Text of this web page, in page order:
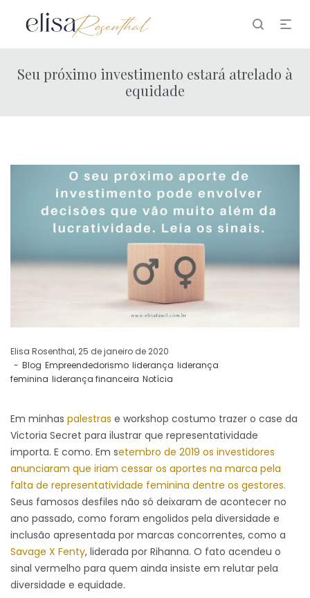
Seu próximo investimento estará atrelado à
equidade
by
Elisa Rosenthal 25 de janeiro de 2020
Blog Empreendedorismo liderança liderança
feminina liderança financeira Notícia
Em minhas palestras e workshop costumo trazer o case da
Victoria Secret para ilustrar que representatividade
importa. E como. Em setembro de 2019 os investidores
anunciaram que iriam cessar os aportes na marca pela
falta de representatividade feminina dentre os gestores.
Seus famosos desfiles não só deixaram de acontecer no
ano passado, como foram engolidos pela diversidade e
inclusão apresentada por marcas concorrentes, como a
Savage X Fenty, liderada por Rihanna. O fato acendeu o
sinal vermelho para quem ainda insiste em relutar pela
diversidade e equidade.